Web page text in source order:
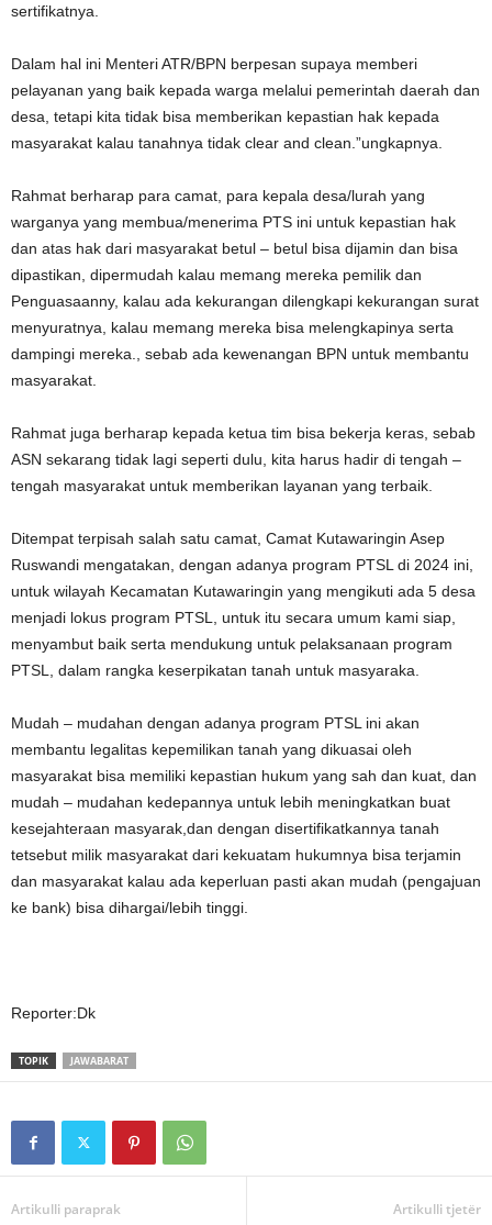
sertifikatnya.
Dalam hal ini Menteri ATR/BPN berpesan supaya memberi
pelayanan yang baik kepada warga melalui pemerintah daerah dan
desa, tetapi kita tidak bisa memberikan kepastian hak kepada
masyarakat kalau tanahnya tidak clear and clean.”ungkapnya.
Rahmat berharap para camat, para kepala desa/lurah yang
warganya yang membua/menerima PTS ini untuk kepastian hak
dan atas hak dari masyarakat betul – betul bisa dijamin dan bisa
dipastikan, dipermudah kalau memang mereka pemilik dan
Penguasaanny, kalau ada kekurangan dilengkapi kekurangan surat
menyuratnya, kalau memang mereka bisa melengkapinya serta
dampingi mereka., sebab ada kewenangan BPN untuk membantu
masyarakat.
Rahmat juga berharap kepada ketua tim bisa bekerja keras, sebab
ASN sekarang tidak lagi seperti dulu, kita harus hadir di tengah –
tengah masyarakat untuk memberikan layanan yang terbaik.
Ditempat terpisah salah satu camat, Camat Kutawaringin Asep
Ruswandi mengatakan, dengan adanya program PTSL di 2024 ini,
untuk wilayah Kecamatan Kutawaringin yang mengikuti ada 5 desa
menjadi lokus program PTSL, untuk itu secara umum kami siap,
menyambut baik serta mendukung untuk pelaksanaan program
PTSL, dalam rangka keserpikatan tanah untuk masyaraka.
Mudah – mudahan dengan adanya program PTSL ini akan
membantu legalitas kepemilikan tanah yang dikuasai oleh
masyarakat bisa memiliki kepastian hukum yang sah dan kuat, dan
mudah – mudahan kedepannya untuk lebih meningkatkan buat
kesejahteraan masyarak,dan dengan disertifikatkannya tanah
tetsebut milik masyarakat dari kekuatam hukumnya bisa terjamin
dan masyarakat kalau ada keperluan pasti akan mudah (pengajuan
ke bank) bisa dihargai/lebih tinggi.
Reporter:Dk
TOPIK JAWABARAT
Artikulli paraprak Artikulli tjetër